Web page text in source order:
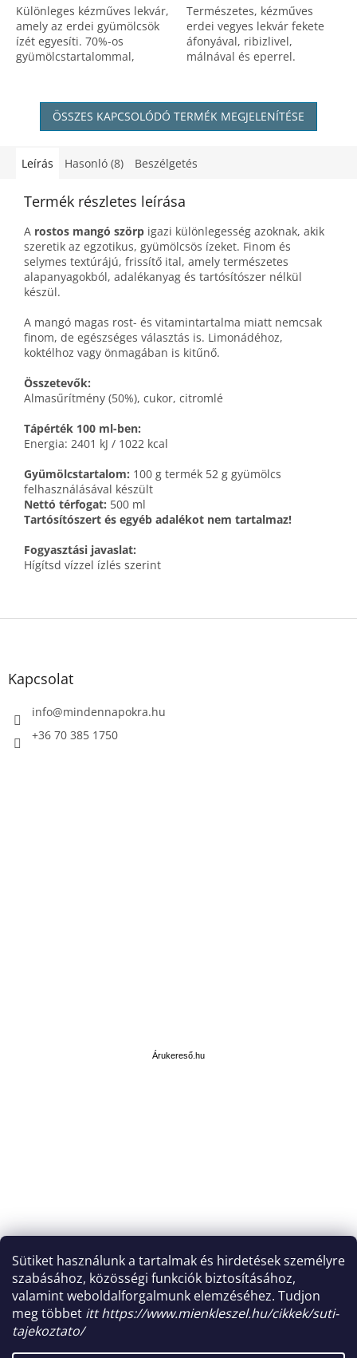
Sütiket használunk a tartalmak és hirdetések személyre
szabásához, közösségi funkciók biztosításához,
valamint weboldalforgalmunk elemzéséhez. Tudjon
meg többet itt https://www.mienkleszel.hu/cikkek/suti-
tajekoztato/
Különleges kézműves lekvár,
amely az erdei gyümölcsök
ízét egyesíti. 70%-os
gyümölcstartalommal,
Természetes, kézműves
erdei vegyes lekvár fekete
áfonyával, ribizlivel,
málnával és eperrel.
nélkül,
tartósítószermentesen.
ÖSSZES KAPCSOLÓDÓ TERMÉK MEGJELENÍTÉSE
Leírás Hasonló (8) Beszélgetés
Termék részletes leírása
A rostos mangó szörp igazi különlegesség azoknak, akik
szeretik az egzotikus, gyümölcsös ízeket. Finom és
selymes textúrájú, frissítő ital, amely természetes
alapanyagokból, adalékanyag és tartósítószer nélkül
készül.
A mangó magas rost- és vitamintartalma miatt nemcsak
finom, de egészséges választás is. Limonádéhoz,
koktélhoz vagy önmagában is kitűnő.
Összetevők:
Almasűrítmény (50%), cukor, citromlé
Tápérték 100 ml-ben:
Energia: 2401 kJ / 1022 kcal
Gyümölcstartalom: 100 g termék 52 g gyümölcs
felhasználásával készült
Nettó térfogat: 500 ml
Tartósítószert és egyéb adalékot nem tartalmaz!
Fogyasztási javaslat:
Hígítsd vízzel ízlés szerint
L
Kapcsolat
info@mindennapokra.hu
+36 70 385 1750
Árukereső.hu